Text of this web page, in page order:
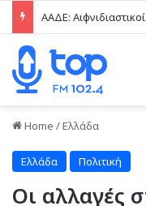
ΑΑΔΕ:
Home /Ελλάδα
Ελλάδα Πολιτική
Οι αλλαγές